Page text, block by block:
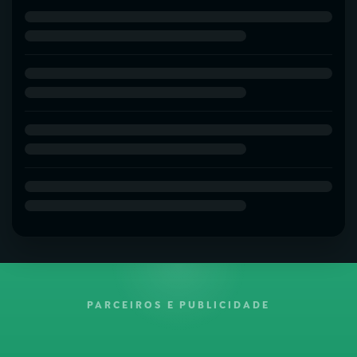
PARCEIROS E PUBLICIDADE